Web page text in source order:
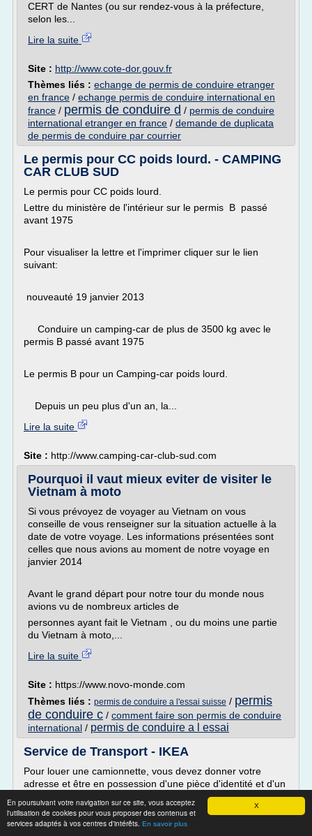
X
En poursuivant votre navigation sur ce site, vous acceptez
l'utilisation de cookies pour vous proposer des contenus et
services adaptés à vos centres d'intérêts. En savoir plus
CERT de Nantes (ou sur rendez-vous à la préfecture,
selon les...
Lire la suite
Site : http://www.cote-dor.gouv.fr
Thèmes liés : echange de permis de conduire etranger
en france / echange permis de conduire international en
france / permis de conduire d / permis de conduire
international etranger en france / demande de duplicata
de permis de conduire par courrier
Le permis pour CC poids lourd. - CAMPING
CAR CLUB SUD
Le permis pour CC poids lourd.
Lettre du ministère de l'intérieur sur le permis B passé
avant 1975
Pour visualiser la lettre et l'imprimer cliquer sur le lien
suivant:
nouveauté 19 janvier 2013
Conduire un camping-car de plus de 3500 kg avec le
permis B passé avant 1975
Le permis B pour un Camping-car poids lourd.
Depuis un peu plus d'un an, la...
Lire la suite
Site : http://www.camping-car-club-sud.com
Pourquoi il vaut mieux eviter de visiter le
Vietnam à moto
Si vous prévoyez de voyager au Vietnam on vous
conseille de vous renseigner sur la situation actuelle à la
date de votre voyage. Les informations présentées sont
celles que nous avions au moment de notre voyage en
janvier 2014
Avant le grand départ pour notre tour du monde nous
avions vu de nombreux articles de
personnes ayant fait le Vietnam , ou du moins une partie
du Vietnam à moto,...
Lire la suite
Site : https://www.novo-monde.com
Thèmes liés : permis de conduire a l'essai suisse / permis
de conduire c / comment faire son permis de conduire
international / permis de conduire a l essai
Service de Transport - IKEA
Pour louer une camionnette, vous devez donner votre
adresse et être en possession d'une pièce d'identité et d'un
permis de conduire délivré dans l'un des pays de l'UE* ou
de l'AELE**, ou un permis de conduire international
accompagné d'un document officiel attestant sa validité en